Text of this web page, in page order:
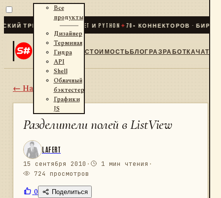
ТРЕЙДИНГ ДЛЯ .NET И PYTHON✦70+ КОННЕКТОРОВ · БИРЖИ ·
Все
продукты
Дизайнер
Терминал
Гидра
API
Shell
Облачный
бэктестер
Графики
JS
СТОИМОСТЬБЛОГРАЗРАБОТКАЧАТ
← Назад
Разделители полей в ListView
LAFERT
15 сентября 2010 · 1 мин чтения ·
724 просмотров
0 Поделиться